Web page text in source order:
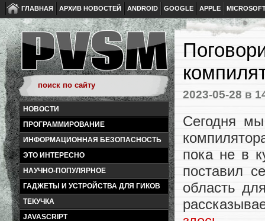
ГЛАВНАЯ АРХИВ НОВОСТЕЙ ANDROID GOOGLE APPLE
НОВОСТИ
ПРОГРАММИРОВАНИЕ
ИНФОРМАЦИОННАЯ БЕЗОПАСНОСТЬ
ЭТО ИНТЕРЕСНО
НАУЧНО-ПОПУЛЯРНОЕ
ГАДЖЕТЫ И УСТРОЙСТВА ДЛЯ ГИКОВ
ТЕКУЧКА
JAVASCRIPT
2023-05-28 в
Сегодня
пока не в
поставил
область